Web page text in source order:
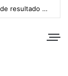
MPGO investiga suspeita de manipulação de resultado na Copa Goiás Sub-20